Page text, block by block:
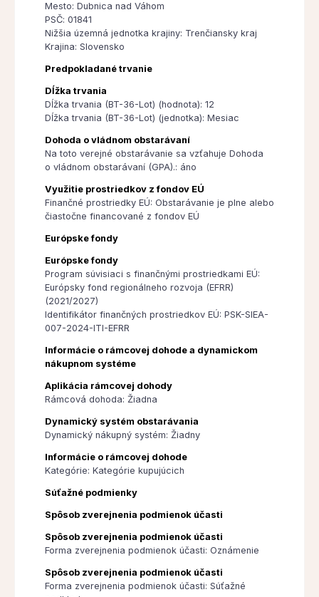
Mesto: Dubnica nad Váhom
PSČ: 01841
Nižšia územná jednotka krajiny: Trenčiansky kraj
Krajina: Slovensko
Predpokladané trvanie
Dĺžka trvania
Dĺžka trvania (BT-36-Lot) (hodnota): 12
Dĺžka trvania (BT-36-Lot) (jednotka): Mesiac
Dohoda o vládnom obstarávaní
Na toto verejné obstarávanie sa vzťahuje Dohoda
o vládnom obstarávaní (GPA).: áno
Využitie prostriedkov z fondov EÚ
Finančné prostriedky EÚ: Obstarávanie je plne alebo
čiastočne financované z fondov EÚ
Európske fondy
Európske fondy
Program súvisiaci s finančnými prostriedkami EÚ:
Európsky fond regionálneho rozvoja (EFRR)
(2021/2027)
Identifikátor finančných prostriedkov EÚ: PSK-SIEA-
007-2024-ITI-EFRR
Informácie o rámcovej dohode a dynamickom
nákupnom systéme
Aplikácia rámcovej dohody
Rámcová dohoda: Žiadna
Dynamický systém obstarávania
Dynamický nákupný systém: Žiadny
Informácie o rámcovej dohode
Kategórie: Kategórie kupujúcich
Súťažné podmienky
Spôsob zverejnenia podmienok účasti
Spôsob zverejnenia podmienok účasti
Forma zverejnenia podmienok účasti: Oznámenie
Spôsob zverejnenia podmienok účasti
Forma zverejnenia podmienok účasti: Súťažné